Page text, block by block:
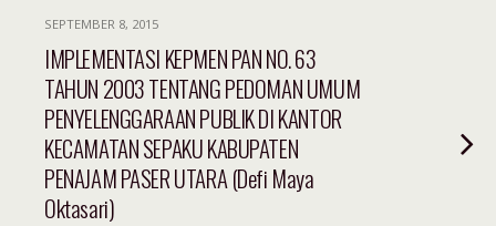
SEPTEMBER 8, 2015
IMPLEMENTASI KEPMEN PAN NO. 63
TAHUN 2003 TENTANG PEDOMAN UMUM
PENYELENGGARAAN PUBLIK DI KANTOR
KECAMATAN SEPAKU KABUPATEN
PENAJAM PASER UTARA (Defi Maya
Oktasari)